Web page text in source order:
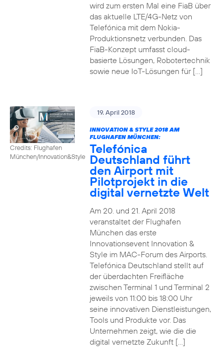
wird zum ersten Mal eine FiaB über
das aktuelle LTE/4G-Netz von
Telefónica mit dem Nokia-
Produktionsnetz verbunden. Das
FiaB-Konzept umfasst cloud-
basierte Lösungen, Robotertechnik
sowie neue IoT-Lösungen für […]
Credits: Flughafen
München/Innovation&Style
19. April 2018
INNOVATION & STYLE 2018 AM
FLUGHAFEN MÜNCHEN:
Telefónica
Deutschland führt
den Airport mit
Pilotprojekt in die
digital vernetzte Welt
Am 20. und 21. April 2018
veranstaltet der Flughafen
München das erste
Innovationsevent Innovation &
Style im MAC-Forum des Airports.
Telefónica Deutschland stellt auf
der überdachten Freifläche
zwischen Terminal 1 und Terminal 2
jeweils von 11:00 bis 18:00 Uhr
seine innovativen Dienstleistungen,
Tools und Produkte vor. Das
Unternehmen zeigt, wie die die
digital vernetzte Zukunft […]